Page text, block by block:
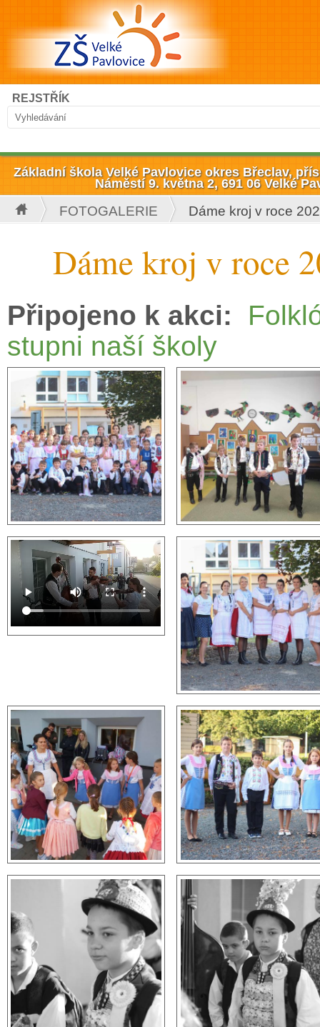
Přejít k hlavnímu obsahu
Vyhledávání
Hledat
REJSTŘÍK
Základní škola Velké Pavlovice okres Břeclav,
Náměstí 9. května 2, 691 06 Velké
Jste zde
FOTOGALERIE Dáme kroj v roce
Dáme kroj v roce
Připojeno k akci:
stupni naší školy